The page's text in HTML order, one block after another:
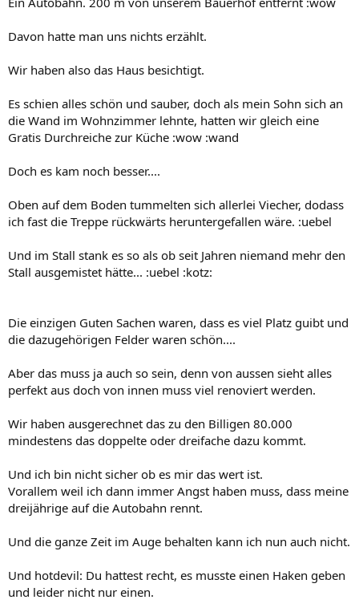
Davon hatte man uns nichts erzählt.
Wir haben also das Haus besichtigt.
Es schien alles schön und sauber, doch als mein Sohn sich an
die Wand im Wohnzimmer lehnte, hatten wir gleich eine
Gratis Durchreiche zur Küche :wow :wand
Doch es kam noch besser....
Oben auf dem Boden tummelten sich allerlei Viecher, dodass
ich fast die Treppe rückwärts heruntergefallen wäre. :uebel
Und im Stall stank es so als ob seit Jahren niemand mehr den
Stall ausgemistet hätte... :uebel :kotz:
Die einzigen Guten Sachen waren, dass es viel Platz guibt und
die dazugehörigen Felder waren schön....
Aber das muss ja auch so sein, denn von aussen sieht alles
perfekt aus doch von innen muss viel renoviert werden.
Wir haben ausgerechnet das zu den Billigen 80.000
mindestens das doppelte oder dreifache dazu kommt.
Und ich bin nicht sicher ob es mir das wert ist.
Vorallem weil ich dann immer Angst haben muss, dass meine
dreijährige auf die Autobahn rennt.
Und die ganze Zeit im Auge behalten kann ich nun auch nicht.
Und hotdevil: Du hattest recht, es musste einen Haken geben
und leider nicht nur einen.